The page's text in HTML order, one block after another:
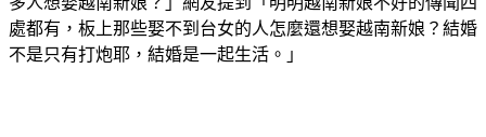
處都有，板上那些娶不到台女的人怎麼還想娶越南新娘？結婚
不是只有打炮耶，結婚是一起生活。」